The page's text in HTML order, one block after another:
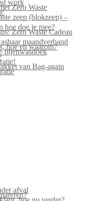
work
Zero Waste
zeep (blokzeep) –
hoe doe je mee?
Zero Waste Cadeau
maandverband
hoe en waarom?
bijenwasdoek
van Bag-again
afval